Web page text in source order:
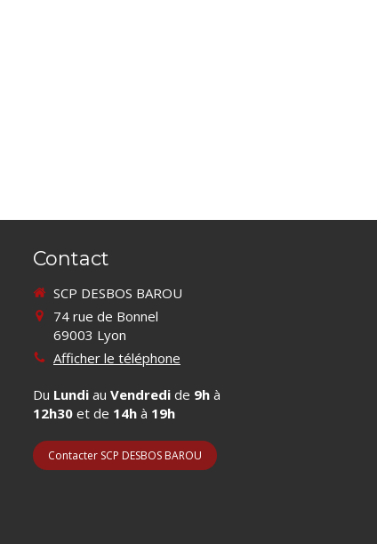
Contact
SCP DESBOS BAROU
74 rue de Bonnel
69003 Lyon
Afficher le téléphone
Du Lundiau Vendredide 9hà
12h30et de 14hà 19h
Contacter SCP DESBOS BAROU